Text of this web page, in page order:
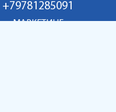
+79781285091
МАРКЕТИНГ